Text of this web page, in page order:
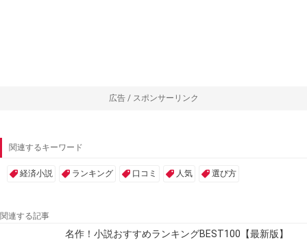
広告 / スポンサーリンク
関連するキーワード
経済小説 ランキング 口コミ 人気 選び方
関連する記事
名作！小説おすすめランキングBEST100【最新版】